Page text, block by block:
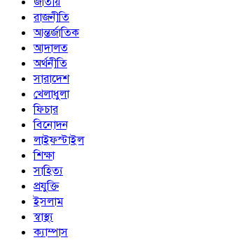
রাজনীতি
আন্তর্জাতিক
আদালত
অর্থনীতি
সারাদেশ
খেলাধুলা
ফিচার
বিনোদন
লাইফস্টাইল
শিক্ষা
সাহিত্য
প্রযুক্তি
ইসলাম
স্বাস্থ্য
ক্যাম্পাস